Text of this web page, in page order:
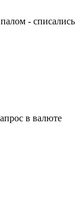
- списались
в валюте